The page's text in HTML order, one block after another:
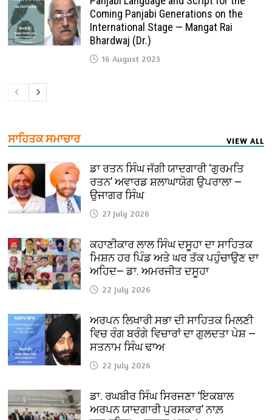
Coming Panjabi Generations on the
International Stage — Mangat Rai
Bhardwaj (Dr.)
16 August 2023
ਸਾਹਿਤਕ ਸਮਾਚਾਰ VIEW ALL
ਡਾ ਰਤਨ ਸਿੰਘ ਜੱਗੀ ਯਾਦਗਾਰੀ ‘ਗੁਰਮਤਿ
ਰਤਨ’ ਅਵਾਰਡ ਸ਼ਲਾਘਾਯੋਗ ਉਪਰਾਲਾ —
ਉਜਾਗਰ ਸਿੰਘ
27 July 2026
ਕਹਾਣੀਕਾਰ ਲਾਲ ਸਿੰਘ ਦਸੂਹਾ ਦਾ ਸਾਹਿਤਕ
ਮਿਸ਼ਨ ਹਰ ਪਿੰਡ ਅਤੇ ਘਰ ਤੱਕ ਪਹੁੰਚਾਉਣ ਦਾ
ਅਹਿਦ— ਡਾ. ਅਮਰਜੀਤ ਦਸੂਹਾ
22 July 2026
ਅਰਪਨ ਲਿਖਾਰੀ ਸਭਾ ਦੀ ਸਾਹਿਤਕ ਮਿਲਣੀ
ਵਿਚ ਰੰਗ ਬਰੰਗੇ ਵਿਚਾਰਾਂ ਦਾ ਗੁਲਦਤਾ ਪੇਸ਼ —
ਸਤਨਾਮ ਸਿੰਘ ਢਾਅ
22 July 2026
ਡਾ. ਰਘਬੀਰ ਸਿੰਘ ਸਿਰਜਣਾ ‘ਇਕਬਾਲ
ਅਰਪਨ ਯਾਦਗਾਰੀ ਪੁਰਸਕਾਰ’ ਨਾਲ਼